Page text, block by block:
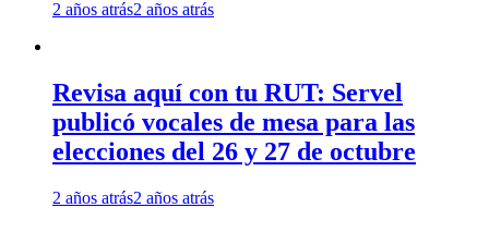
2 años atrás2 años atrás
Revisa aquí con tu RUT: Servel
publicó vocales de mesa para las
elecciones del 26 y 27 de octubre
2 años atrás2 años atrás